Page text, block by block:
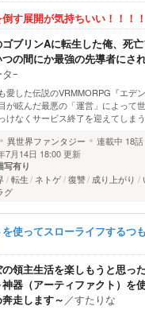
す展開が気持ちいい！！！！
ブリンAに転生した俺、死
つの間にか最強の先導者にさ
ｰ
愛した伝説のVRMMORPG『エデ
が眩んだ最悪の「運営」によって
けなくサービス終了を迎えてしま
異世界ファンタジー 連載中 18話
7月14日 18:00 更新
写有り
転生 ネトゲ 復讐 成り上がり
グ
を使ってスローライフする
領主生活を楽しもうと思っ
器（アーティファクト）を
走します～ ／すたりな